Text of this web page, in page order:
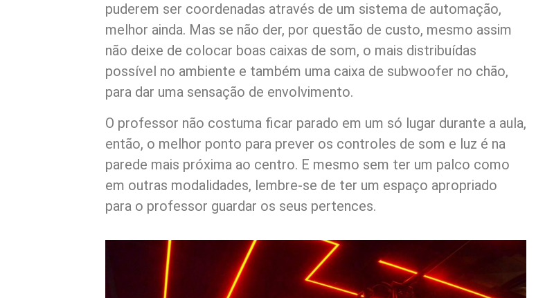
puderem ser coordenadas através de um sistema de automação,
melhor ainda. Mas se não der, por questão de custo, mesmo assim
não deixe de colocar boas caixas de som, o mais distribuídas
possível no ambiente e também uma caixa de subwoofer no chão,
para dar uma sensação de envolvimento.
O professor não costuma ficar parado em um só lugar durante a aula,
então, o melhor ponto para prever os controles de som e luz é na
parede mais próxima ao centro. E mesmo sem ter um palco como
em outras modalidades, lembre-se de ter um espaço apropriado
para o professor guardar os seus pertences.